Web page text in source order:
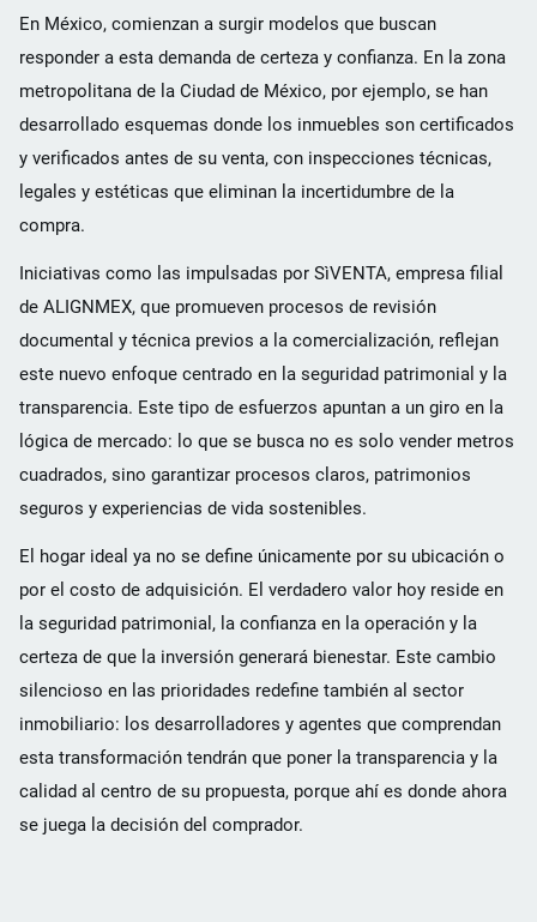
En México, comienzan a surgir modelos que buscan
responder a esta demanda de certeza y confianza. En la zona
metropolitana de la Ciudad de México, por ejemplo, se han
desarrollado esquemas donde los inmuebles son certificados
y verificados antes de su venta, con inspecciones técnicas,
legales y estéticas que eliminan la incertidumbre de la
compra.
Iniciativas como las impulsadas por SìVENTA, empresa filial
de ALIGNMEX, que promueven procesos de revisión
documental y técnica previos a la comercialización, reflejan
este nuevo enfoque centrado en la seguridad patrimonial y la
transparencia. Este tipo de esfuerzos apuntan a un giro en la
lógica de mercado: lo que se busca no es solo vender metros
cuadrados, sino garantizar procesos claros, patrimonios
seguros y experiencias de vida sostenibles.
El hogar ideal ya no se define únicamente por su ubicación o
por el costo de adquisición. El verdadero valor hoy reside en
la seguridad patrimonial, la confianza en la operación y la
certeza de que la inversión generará bienestar. Este cambio
silencioso en las prioridades redefine también al sector
inmobiliario: los desarrolladores y agentes que comprendan
esta transformación tendrán que poner la transparencia y la
calidad al centro de su propuesta, porque ahí es donde ahora
se juega la decisión del comprador.